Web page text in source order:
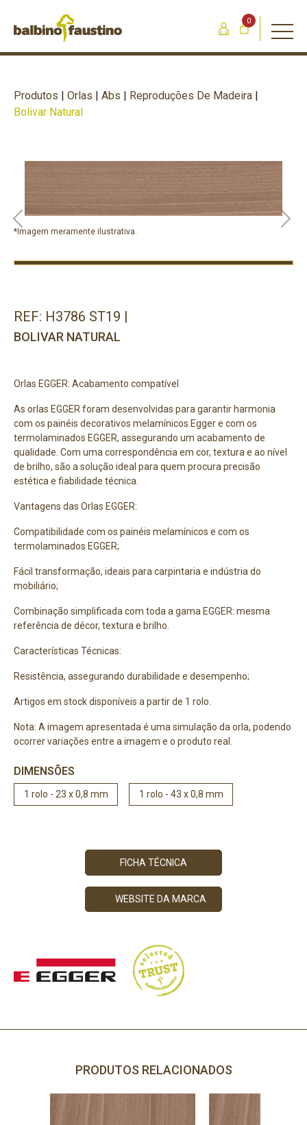
0
Produtos | Orlas | Abs | Reproduções De Madeira |
Bolivar Natural
REF: H3786 ST19 |
BOLIVAR NATURAL
Orlas EGGER: Acabamento compatível
As orlas EGGER foram desenvolvidas para garantir harmonia
com os painéis decorativos melamínicos Egger e com os
termolaminados EGGER, assegurando um acabamento de
qualidade. Com uma correspondência em cor, textura e ao nível
de brilho, são a solução ideal para quem procura precisão
estética e fiabilidade técnica.
Vantagens das Orlas EGGER:
Compatibilidade com os painéis melamínicos e com os
termolaminados EGGER;
Fácil transformação, ideais para carpintaria e indústria do
mobiliário;
Combinação simplificada com toda a gama EGGER: mesma
referência de décor, textura e brilho.
Características Técnicas:
Resistência, assegurando durabilidade e desempenho;
Artigos em stock disponíveis a partir de 1 rolo.
Nota: A imagem apresentada é uma simulação da orla, podendo
ocorrer variações entre a imagem e o produto real.
DIMENSÕES
1 rolo - 23 x 0,8 mm 1 rolo - 43 x 0,8 mm
FICHA TÉCNICA
WEBSITE DA MARCA
Previous Next
*Imagem meramente ilustrativa.
PRODUTOS RELACIONADOS